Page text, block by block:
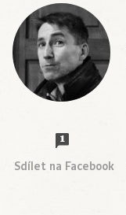
Sdílet na Facebook